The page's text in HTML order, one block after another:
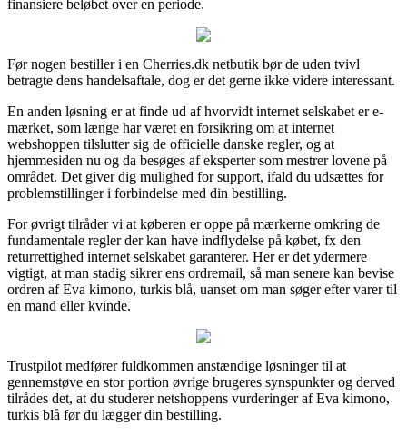
finansiere beløbet over en periode.
Før nogen bestiller i en Cherries.dk netbutik bør de uden tvivl
betragte dens handelsaftale, dog er det gerne ikke videre interessant.
En anden løsning er at finde ud af hvorvidt internet selskabet er e-
mærket, som længe har været en forsikring om at internet
webshoppen tilslutter sig de officielle danske regler, og at
hjemmesiden nu og da besøges af eksperter som mestrer lovene på
området. Det giver dig mulighed for support, ifald du udsættes for
problemstillinger i forbindelse med din bestilling.
For øvrigt tilråder vi at køberen er oppe på mærkerne omkring de
fundamentale regler der kan have indflydelse på købet, fx den
returrettighed internet selskabet garanterer. Her er det ydermere
vigtigt, at man stadig sikrer ens ordremail, så man senere kan bevise
ordren af Eva kimono, turkis blå, uanset om man søger efter varer til
en mand eller kvinde.
Trustpilot medfører fuldkommen anstændige løsninger til at
gennemstøve en stor portion øvrige brugeres synspunkter og derved
tilrådes det, at du studerer netshoppens vurderinger af Eva kimono,
turkis blå før du lægger din bestilling.